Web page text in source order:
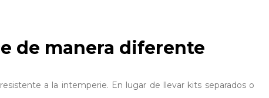
de manera diferente
a la intemperie. En lugar de llevar kits separados o